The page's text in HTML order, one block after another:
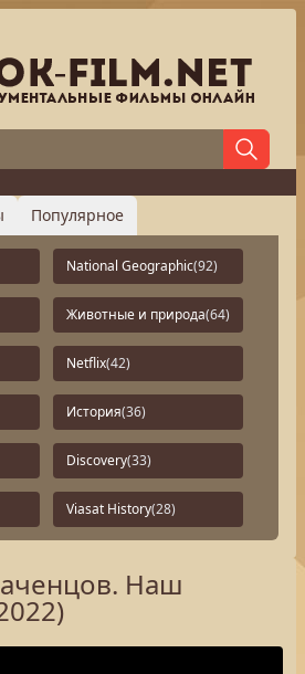
Популярное
National Geographic(92)
Животные и природа(64)
Netflix(42)
История(36)
Discovery(33)
Viasat History(28)
Наш